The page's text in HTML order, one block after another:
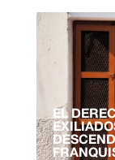
EL